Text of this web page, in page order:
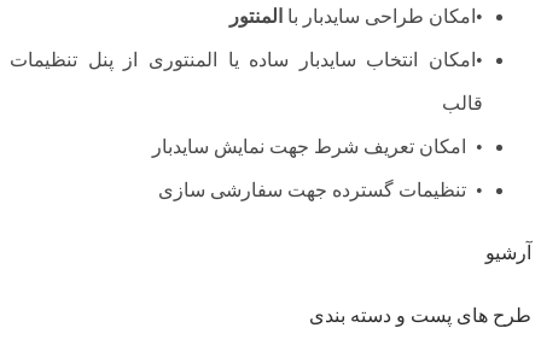
•امکان طراحی سایدبار با المنتور
•امکان انتخاب سایدبار ساده یا المنتوری از پنل تنظیمات
قالب
• امکان تعریف شرط جهت نمایش سایدبار
• تنظیمات گسترده جهت سفارشی سازی
آرشیو
طرح های پست و دسته بندی